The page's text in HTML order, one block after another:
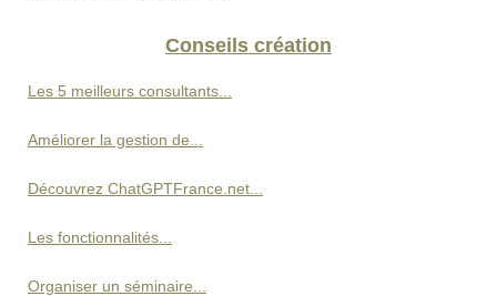
Conseils création
Les 5 meilleurs consultants...
Améliorer la gestion de...
Découvrez ChatGPTFrance.net...
Les fonctionnalités...
Organiser un séminaire...